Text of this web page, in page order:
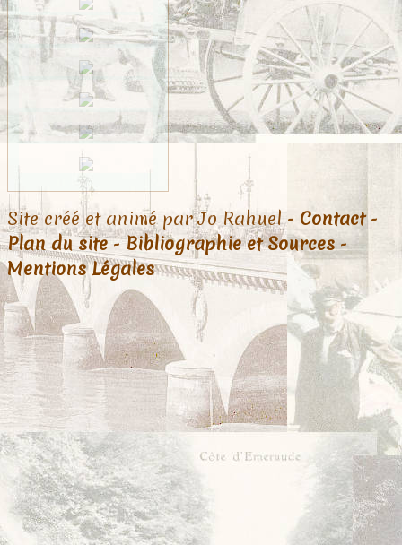
Site créé et animé par Jo Rahuel - Contact-
Plan du site-Bibliographie et Sources-
Mentions Légales